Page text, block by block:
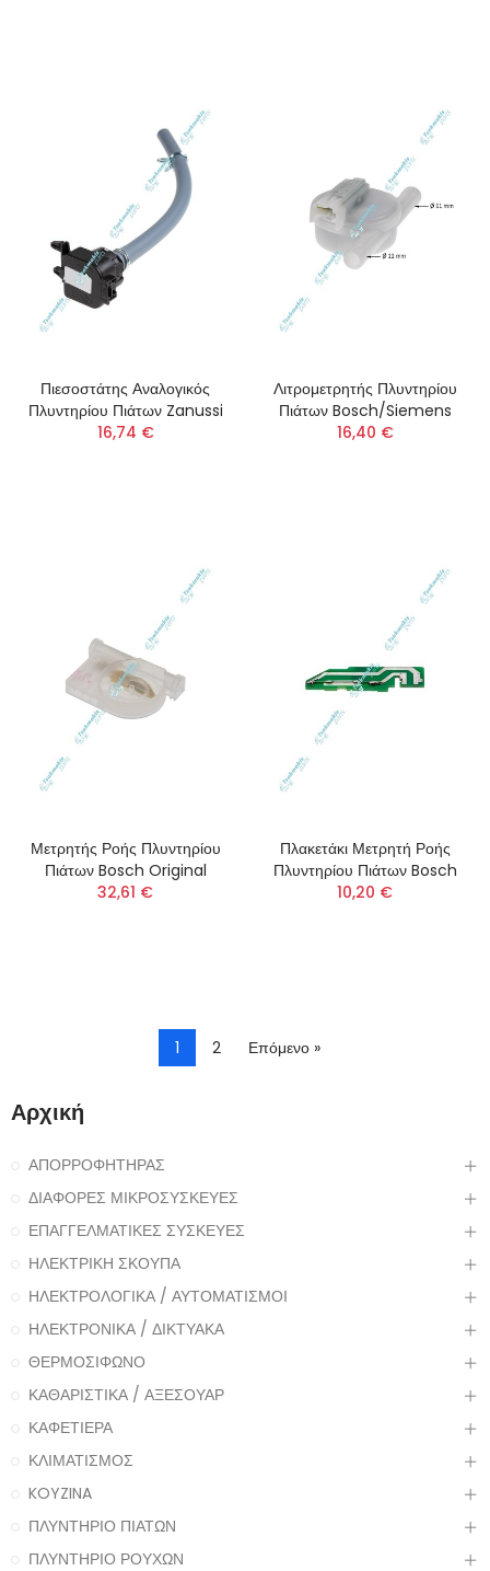
Πιεσοστάτης Αναλογικός
Πλυντηρίου Πιάτων Zanussi
16,74 €
Λιτρομετρητής Πλυντηρίου
Πιάτων Bosch/Siemens
16,40 €
Μετρητής Ροής Πλυντηρίου
Πιάτων Bosch Original
32,61 €
Πλακετάκι Μετρητή Ροής
Πλυντηρίου Πιάτων Bosch
10,20 €
1 2 Επόμενο »
Αρχική
ΑΠΟΡΡΟΦΗΤΗΡΑΣ
ΔΙΑΦΟΡΕΣ ΜΙΚΡΟΣΥΣΚΕΥΕΣ
ΕΠΑΓΓΕΛΜΑΤΙΚΕΣ ΣΥΣΚΕΥΕΣ
ΗΛΕΚΤΡΙΚΗ ΣΚΟΥΠΑ
ΗΛΕΚΤΡΟΛΟΓΙΚΑ / ΑΥΤΟΜΑΤΙΣΜΟΙ
ΗΛΕΚΤΡΟΝΙΚΑ / ΔΙΚΤΥΑΚΑ
ΘΕΡΜΟΣΙΦΩΝΟ
ΚΑΘΑΡΙΣΤΙΚΑ / ΑΞΕΣΟΥΑΡ
ΚΑΦΕΤΙΕΡΑ
ΚΛΙΜΑΤΙΣΜΟΣ
KOYZINA
ΠΛΥΝΤΗΡΙΟ ΠΙΑΤΩΝ
ΠΛΥΝΤΗΡΙΟ ΡΟΥΧΩΝ